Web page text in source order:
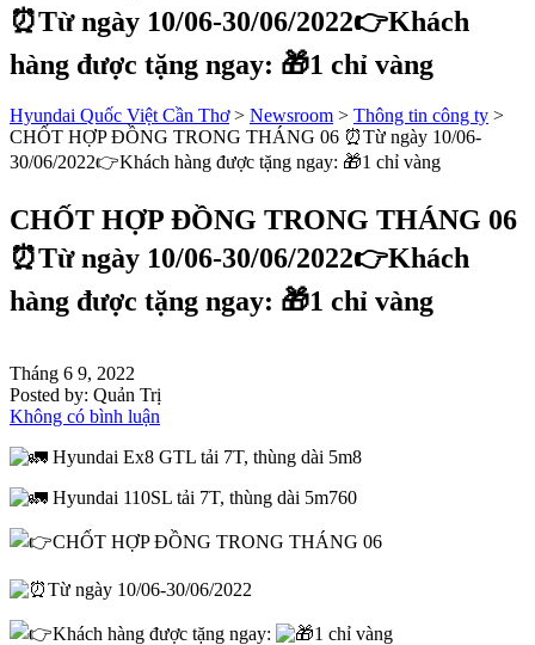
⏰️Từ ngày 10/06-30/06/2022👉Khách
hàng được tặng ngay: 🎁1 chỉ vàng
Hyundai Quốc Việt Cần Thơ> Newsroom > Thông tin công ty >
CHỐT HỢP ĐỒNG TRONG THÁNG 06 ⏰️Từ ngày 10/06-
30/06/2022👉Khách hàng được tặng ngay: 🎁1 chỉ vàng
CHỐT HỢP ĐỒNG TRONG THÁNG 06
⏰️Từ ngày 10/06-30/06/2022👉Khách
hàng được tặng ngay: 🎁1 chỉ vàng
Tháng 6 9, 2022
Posted by: Quản Trị
Không có bình luận
Hyundai Ex8 GTL tải 7T, thùng dài 5m8
Hyundai 110SL tải 7T, thùng dài 5m760
CHỐT HỢP ĐỒNG TRONG THÁNG 06
Từ ngày 10/06-30/06/2022
Khách hàng được tặng ngay: 1 chỉ vàng